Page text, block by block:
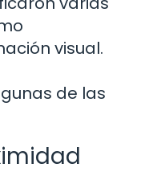
visual.
de las